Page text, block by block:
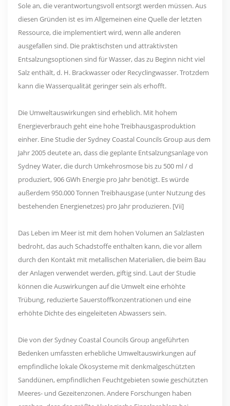
Sole an, die verantwortungsvoll entsorgt werden müssen. Aus
diesen Gründen ist es im Allgemeinen eine Quelle der letzten
Ressource, die implementiert wird, wenn alle anderen
ausgefallen sind. Die praktischsten und attraktivsten
Entsalzungsoptionen sind für Wasser, das zu Beginn nicht viel
Salz enthält, d. H. Brackwasser oder Recyclingwasser. Trotzdem
kann die Wasserqualität geringer sein als erhofft.
Die Umweltauswirkungen sind erheblich. Mit hohem
Energieverbrauch geht eine hohe Treibhausgasproduktion
einher. Eine Studie der Sydney Coastal Councils Group aus dem
Jahr 2005 deutete an, dass die geplante Entsalzungsanlage von
Sydney Water, die durch Umkehrosmose bis zu 500 ml / d
produziert, 906 GWh Energie pro Jahr benötigt. Es würde
außerdem 950.000 Tonnen Treibhausgase (unter Nutzung des
bestehenden Energienetzes) pro Jahr produzieren. [Vii]
Das Leben im Meer ist mit dem hohen Volumen an Salzlasten
bedroht, das auch Schadstoffe enthalten kann, die vor allem
durch den Kontakt mit metallischen Materialien, die beim Bau
der Anlagen verwendet werden, giftig sind. Laut der Studie
können die Auswirkungen auf die Umwelt eine erhöhte
Trübung, reduzierte Sauerstoffkonzentrationen und eine
erhöhte Dichte des eingeleiteten Abwassers sein.
Die von der Sydney Coastal Councils Group angeführten
Bedenken umfassten erhebliche Umweltauswirkungen auf
empfindliche lokale Ökosysteme mit denkmalgeschützten
Sanddünen, empfindlichen Feuchtgebieten sowie geschützten
Meeres- und Gezeitenzonen. Andere Forschungen haben